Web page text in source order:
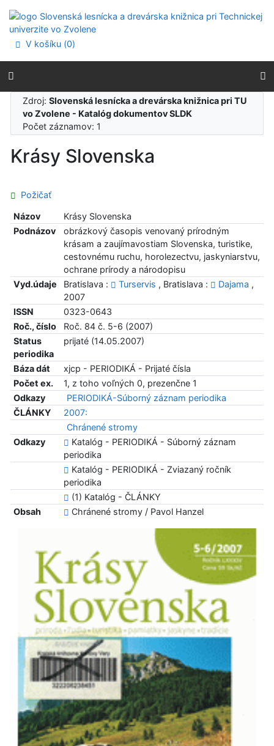
Prejsť na menu
Prehlásenie o webovej prístupnosti
V košíku (0)
Zdroj:Slovenská lesnícka a drevárska knižnica pri TU
vo Zvolene - Katalóg dokumentov SLDK
Počet záznamov: 1
Krásy Slovenska
Požičať
Názov
Krásy Slovenska
Podnázov
obrázkový časopis venovaný prírodným
krásam a zaujímavostiam Slovenska, turistike,
cestovnému ruchu, horolezectvu, jaskyniarstvu,
ochrane prírody a národopisu
Vyd.údaje
Bratislava : Turservis , Bratislava : Dajama ,
2007
ISSN
0323-0643
Roč., číslo
Roč. 84 č. 5-6 (2007)
Status
periodika
prijaté (14.05.2007)
Báza dát
xjcp - PERIODIKÁ - Prijaté čísla
Počet ex.
1, z toho voľných 0, prezenčne 1
Odkazy
PERIODIKÁ-Súborný záznam periodika
ČLÁNKY
2007:
Chránené stromy
Odkazy
Katalóg - PERIODIKÁ - Súborný záznam
periodika
Katalóg - PERIODIKÁ - Zviazaný ročník
periodika
(1) Katalóg - ČLÁNKY
Obsah
Chránené stromy / Pavol Hanzel